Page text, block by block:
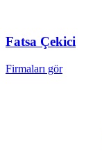
Fatsa Çekici
Firmaları gör